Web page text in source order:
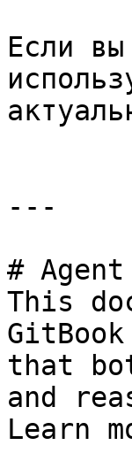
Если
---
#
This
that
and
Learn